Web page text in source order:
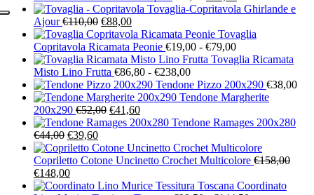
pagina
prodotto
da
€46,50
a
€58,00
prezzo
era:
€59,00.
prezzo
è:
Tovaglia-Copritavola Ghirlande e
Ajour €110,00 Il
prezzo
originale
era:
€110,00.
€88,00Il
prezzo
attuale
è:
€88,00.
Tovaglia
Copritavola Ricamata Peonie €19,00 - €79,00Fascia
di
da
€19,00
€79,00
Tovaglia Ricamata
Misto Lino Frutta €86,80 - €238,00Fascia
di
prezzo:
€86,80
€238,00
Tendone Pizzo 200x290 €38,00
Tendone Margherite
200x290 €52,00 Il
prezzo
era:
€52,00.
€41,60Il
prezzo
è:
€41,60.
Tendone Ramages 200x280
€44,00 Il
prezzo
originale
era:
€44,00.
€39,60Il
prezzo
attuale
€39,60.
Copriletto Cotone Uncinetto Crochet Multicolore €158,00
Il
prezzo
€148,00Il
prezzo
Coordinato